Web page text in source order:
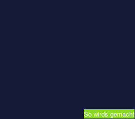
So wirds gemacht